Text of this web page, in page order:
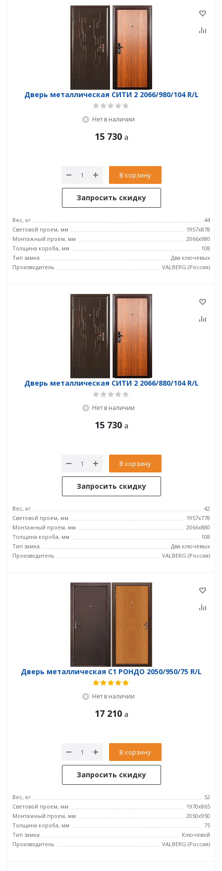
Дверь металлическая СИТИ 2 2066/980/104 R/L
Нет в наличии
15 730
В корзину
Запросить скидку
Вес, кг
44
Световой проем, мм
1957x878
Монтажный проем, мм
2066x980
Толщина короба, мм
108
Тип замка
Два ключевых
Производитель
VALBERG (Россия)
Дверь металлическая СИТИ 2 2066/880/104 R/L
Нет в наличии
15 730
В корзину
Запросить скидку
Вес, кг
42
Световой проем, мм
1957x778
Монтажный проем, мм
2066x880
Толщина короба, мм
108
Тип замка
Два ключевых
Производитель
VALBERG (Россия)
Дверь металлическая С1 РОНДО 2050/950/75 R/L
Нет в наличии
17 210
В корзину
Запросить скидку
Вес, кг
52
Световой проем, мм
1970x865
Монтажный проем, мм
2050x950
Толщина короба, мм
75
Тип замка
Ключевой
Производитель
VALBERG (Россия)